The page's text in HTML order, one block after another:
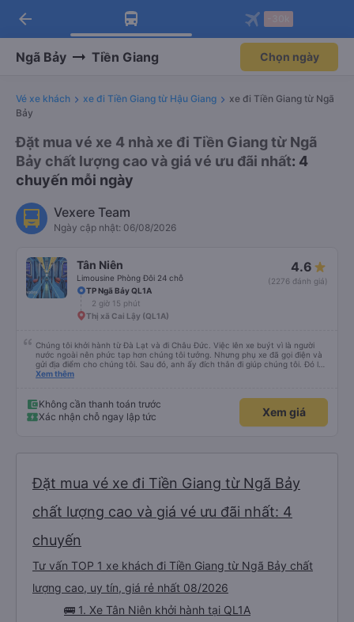
Tải app Vexere ngay!
Nhận ưu đãi thành viên độc
Mở app
Tải app Vexere
-30k/ghế khi đặt vé máy bay qua
Mở app
arrow_back
Ngã Bảy Tiền Giang Chọn ngày
Vé xe khách xe đi Tiền Giang từ Hậu Giang
xe đi Tiền Giang từ Ngã
Bảy
Đặt mua vé xe 4 nhà xe đi Tiền Giang từ Ngã
Bảy chất lượng cao và giá vé ưu đãi nhất: 4
chuyến mỗi ngày
Vexere Team
Ngày cập nhật: 06/08/2026
Tân Niên
Limousine Phòng Đôi 24 chỗ
4.6
(2276 đánh giá)
TP Ngã Bảy QL1A
2 giờ 15 phút
Thị xã Cai Lậy (QL1A)
Chúng tôi khởi hành từ Đà Lạt và đi Châu Đức. Việc lên xe buýt vì là người
nước ngoài nên phức tạp hơn chúng tôi tưởng. Nhưng phụ xe đã gọi điện và
gửi địa điểm cho chúng tôi. Sau đó, anh ấy đích thân đi giúp chúng tôi. Đó là
lần đầu tiên đi xe giường nằm với hai đứa trẻ nhỏ khá thú vị. Chúng tôi không
điểm dừng, họ đánh thức chúng tôi dậy và đảm bảo chúng tôi đã sẵn sàng.
Nhìn chung, đó là một trải nghiệm tốt. Mỗi giường đều có gối và chăn, và đủ
chỗ cho 1 người lớn và 1 trẻ em nằm thoải mái.
Xem thêm
Không cần thanh toán trước
Xác nhận chỗ ngay lập tức
Xem giá
Đặt mua vé xe đi Tiền Giang từ Ngã Bảy
chất lượng cao và giá vé ưu đãi nhất: 4
chuyến
Tư vấn TOP 1 xe khách đi Tiền Giang từ Ngã Bảy chất
lượng cao, uy tín, giá rẻ nhất 08/2026
🚌 1. Xe Tân Niên khởi hành tại QL1A